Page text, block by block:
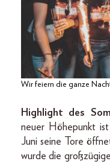
Wir feiern die ganze Nacht
Highlight des
neuer Höhepunkt
Juni seine Tore
wurde die